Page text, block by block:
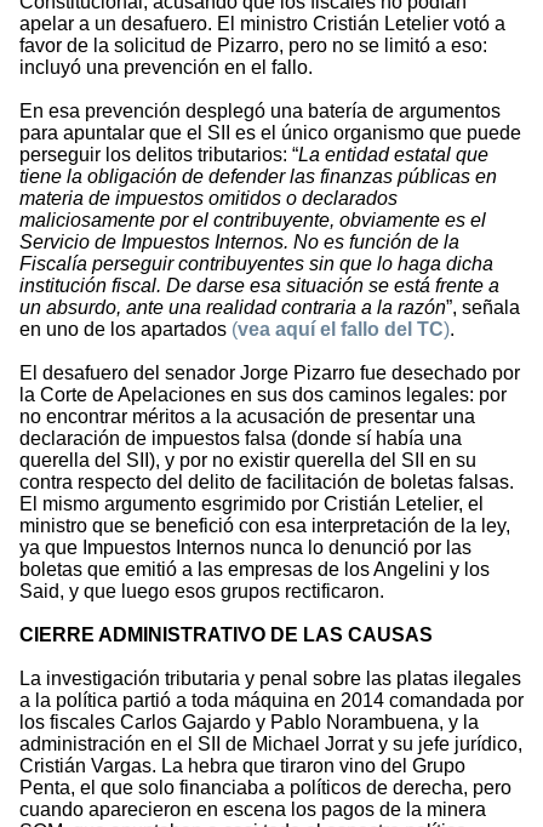
apelar a un desafuero. El ministro Cristián Letelier votó a
favor de la solicitud de Pizarro, pero no se limitó a eso:
incluyó una prevención en el fallo.
En esa prevención desplegó una batería de argumentos
para apuntalar que el SII es el único organismo que puede
perseguir los delitos tributarios: “La entidad estatal que
tiene la obligación de defender las finanzas públicas en
materia de impuestos omitidos o declarados
maliciosamente por el contribuyente, obviamente es el
Servicio de Impuestos Internos. No es función de la
Fiscalía perseguir contribuyentes sin que lo haga dicha
institución fiscal. De darse esa situación se está frente a
un absurdo, ante una realidad contraria a la razón”, señala
en uno de los apartados (vea aquí el fallo del TC).
El desafuero del senador Jorge Pizarro fue desechado por
la Corte de Apelaciones en sus dos caminos legales: por
no encontrar méritos a la acusación de presentar una
declaración de impuestos falsa (donde sí había una
querella del SII), y por no existir querella del SII en su
contra respecto del delito de facilitación de boletas falsas.
El mismo argumento esgrimido por Cristián Letelier, el
ministro que se benefició con esa interpretación de la ley,
ya que Impuestos Internos nunca lo denunció por las
boletas que emitió a las empresas de los Angelini y los
Said, y que luego esos grupos rectificaron.
CIERRE ADMINISTRATIVO DE LAS CAUSAS
La investigación tributaria y penal sobre las platas ilegales
a la política partió a toda máquina en 2014 comandada por
los fiscales Carlos Gajardo y Pablo Norambuena, y la
administración en el SII de Michael Jorrat y su jefe jurídico,
Cristián Vargas. La hebra que tiraron vino del Grupo
Penta, el que solo financiaba a políticos de derecha, pero
cuando aparecieron en escena los pagos de la minera